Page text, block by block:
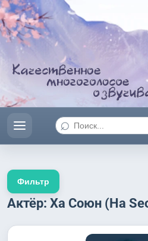
⌕
Актёр: Ха Союн (Ha
Фильтр